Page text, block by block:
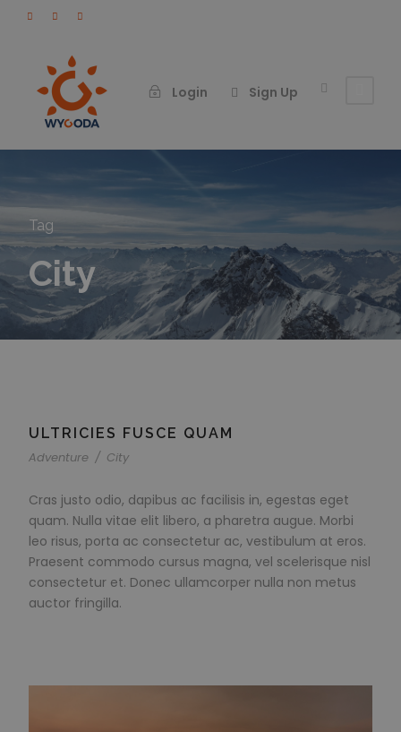
Login Sign Up
Tag
City
ULTRICIES FUSCE QUAM
Adventure / City
Cras justo odio, dapibus ac facilisis in, egestas eget
quam. Nulla vitae elit libero, a pharetra augue. Morbi
leo risus, porta ac consectetur ac, vestibulum at eros.
Praesent commodo cursus magna, vel scelerisque nisl
consectetur et. Donec ullamcorper nulla non metus
auctor fringilla.